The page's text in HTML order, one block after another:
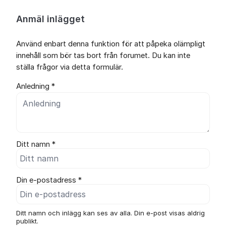
Anmäl inlägget
Använd enbart denna funktion för att påpeka olämpligt
innehåll som bör tas bort från forumet. Du kan inte
ställa frågor via detta formulär.
Anledning *
Ditt namn *
Din e-postadress *
Ditt namn och inlägg kan ses av alla. Din e-post visas aldrig
publikt.